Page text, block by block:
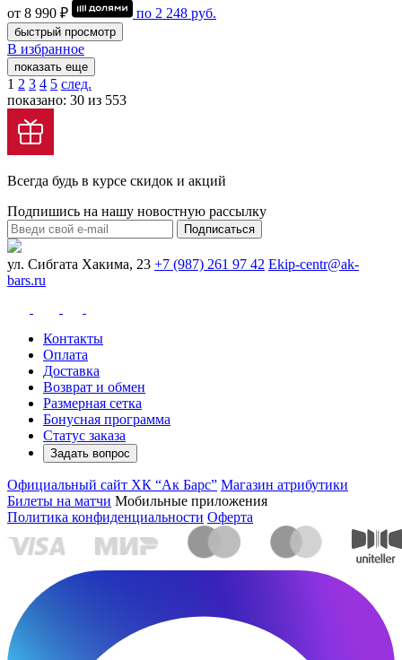
от 8 990 ₽
по 2 248 руб.
быстрый просмотр
В избранное
показать еще
1 2 3 4 5 след.
показано: 30 из 553
Всегда будь в курсе скидок и акций
Подпишись на нашу новостную рассылку
Подписаться
ул. Сибгата Хакима, 23 +7 (987) 261 97 42 Ekip-centr@ak-
bars.ru
Контакты
Оплата
Доставка
Возврат и обмен
Размерная сетка
Бонусная программа
Статус заказа
Задать вопрос
Официальный сайт ХК “Ак Барс” Магазин атрибутики
Билеты на матчи Мобильные приложения
Политика конфиденциальности Оферта